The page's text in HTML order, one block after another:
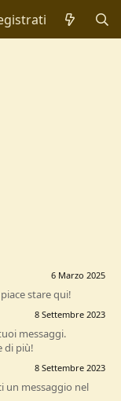
6 Marzo 2025
stare qui!
8 Settembre 2023
messaggi.
di più!
8 Settembre 2023
un messaggio nel